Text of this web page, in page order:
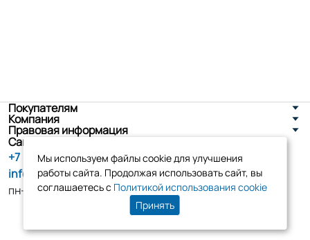
Покупателям
Компания
Правовая информация
Санкт-Петербург, ул. Новоселов д. 8
+7 (800) 555-86-90
info@tk-elko.ru
пн-пт, 10:00 - 18:00
Мы используем файлы cookie для улучшения
работы сайта. Продолжая использовать сайт, вы
соглашаетесь с Политикой использования cookie
Принять